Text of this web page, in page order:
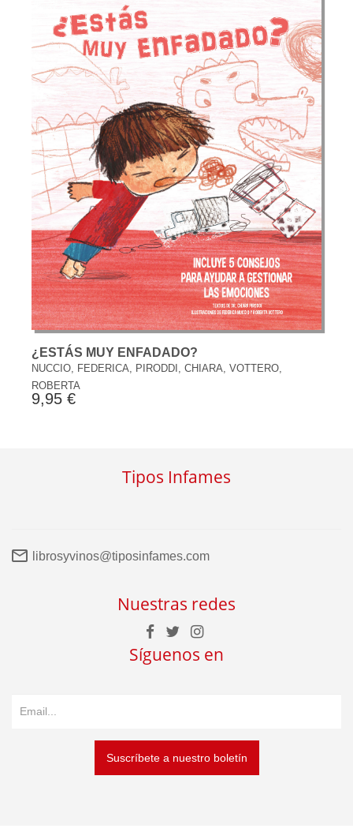
¿ESTÁS MUY ENFADADO?
NUCCIO, FEDERICA, PIRODDI, CHIARA, VOTTERO,
ROBERTA
9,95 €
Tipos Infames
librosyvinos@tiposinfames.com
Nuestras redes
Síguenos en
Suscríbete a nuestro boletín